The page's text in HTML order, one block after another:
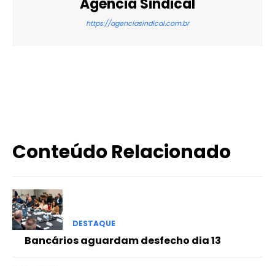
Agência Sindical
https://agenciasindical.com.br
Conteúdo Relacionado
DESTAQUE
Bancários aguardam desfecho dia 13